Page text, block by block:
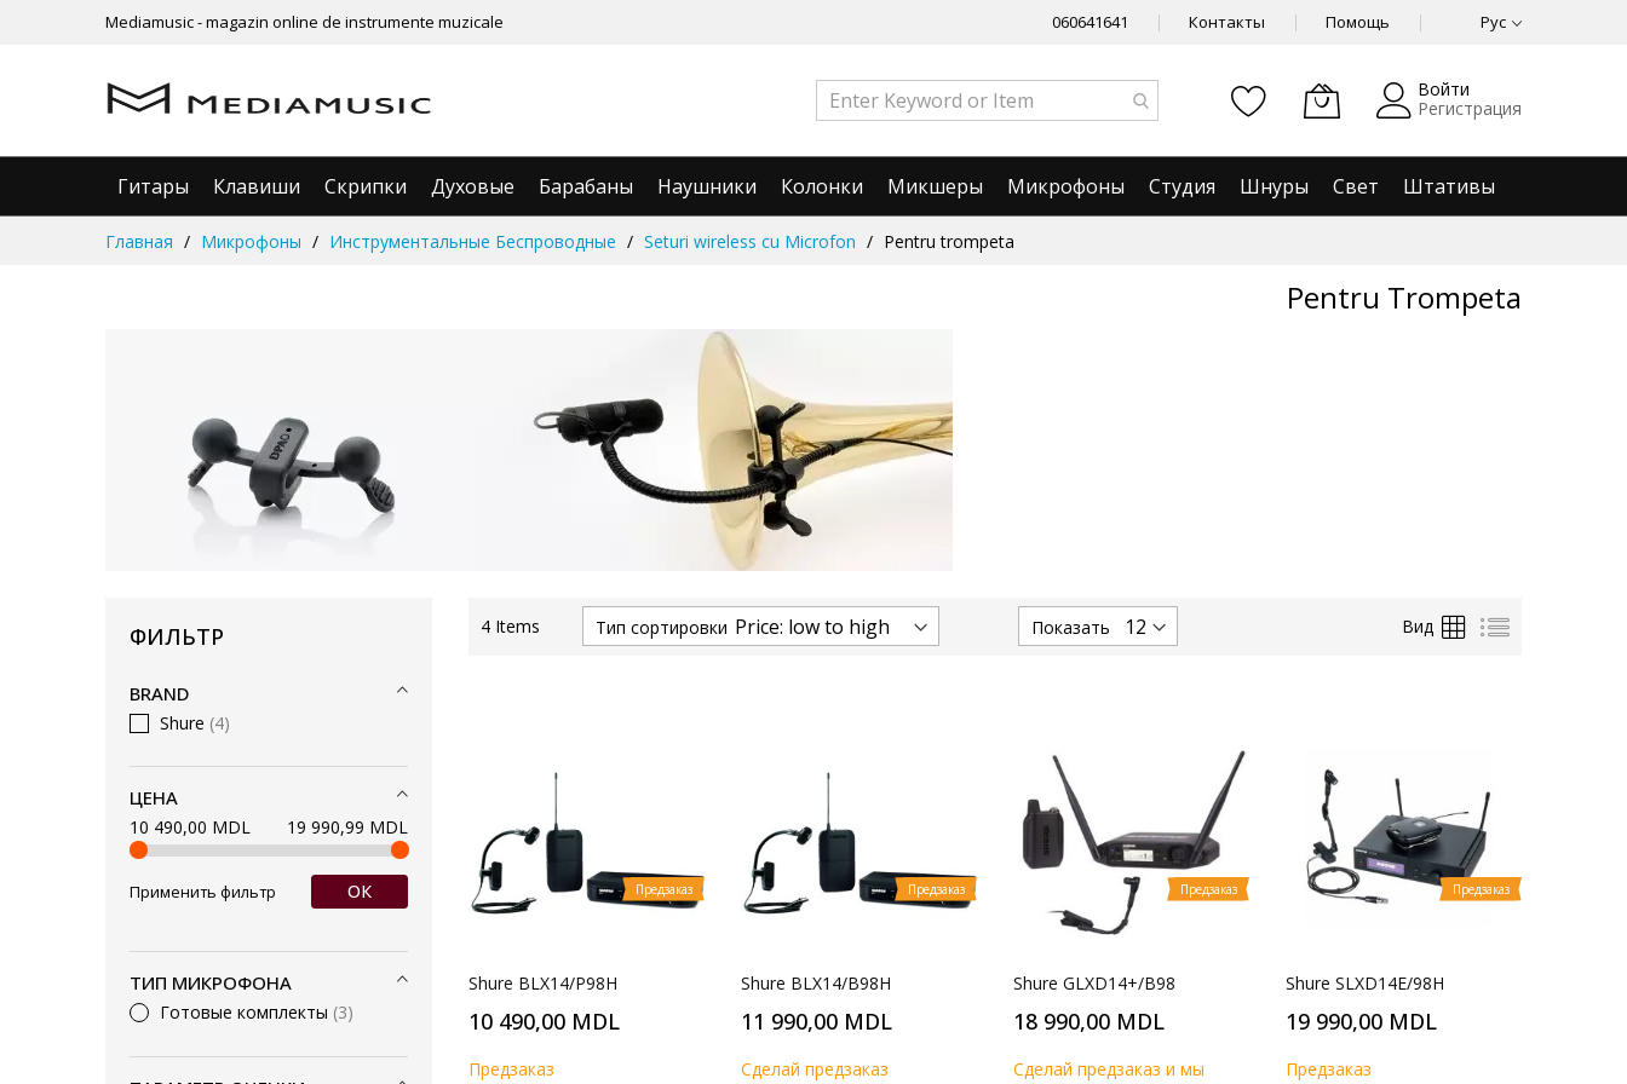
Mediamusic - magazin online de instrumente muzicale 060641641 Контакты Помощь Рус
Войти
Регистрация
Гитары Клавиши Скрипки Духовые Барабаны Наушники Колонки Микшеры Микрофоны Студия Шнуры Свет
Штативы
Главная Микрофоны Инструментальные Беспроводные Seturi wireless cu Microfon Pentru trompeta
Pentru Trompeta
4 Items Тип сортировки Показать Вид СеткаСписок
Предзаказ
Shure BLX14/P98H
10 490,00 MDL
Предзаказ
Предзаказ
Shure BLX14/B98H
11 990,00 MDL
Cделай предзаказ
Предзаказ
Shure GLXD14+/B98
18 990,00 MDL
Cделай предзаказ и мы
Предзаказ
Shure SLXD14E/98H
19 990,00 MDL
Предзаказ
ФИЛЬТР
BRAND
Shure 4
ЦЕНА
10 490,00 MDL 19 990,99 MDL
Применить фильтр ОК
ТИП МИКРОФОНА
Готовые комплекты 3